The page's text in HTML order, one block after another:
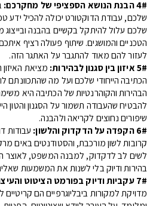
4# הבנת הנושא הספציפי של מחקרכם:
שלכם, עבודת הדוקטורט יכולה להכיל ידע
שלכם עלול להיתקל בקשיים בהבנה ובייצוג
הטכניים והמושגים. שיתוף פעולה רציף
לעזור להם מאוד להתגבר על האתגר הזה.
5# איזון בין סגנון לבהירות:
מציאת האיזון
הכתיבה הייחודי שלכם ועל מה שהתכוונתם
הבהירות והקוהרנטיות של הכתיבה היא
להבטיח שהעבודה תשמור על הסגנון והטון
שיפורים נחוצים לקריאה ולהבנה.
6# הקפדה על הדקדוק והלשון:
עבודות
קרובות לשון מורכבת, והסטודנטים באים
לשים לב לדקדוק, למבנה המשפט, לאוצר
בהירות ודיוק בלי לשנות את המשמעות
7# עקביות ודיוק בפורמט הציטוט והעיצוב:
מדויקת למקורות ביבליוגרפיים הם